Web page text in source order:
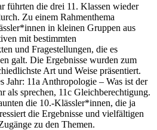
führten die drei 11. Klassen wieder
Zu einem Rahmenthema
in kleinen Gruppen aus
mit bestimmten
und Fragestellungen, die es
galt. Die Ergebnisse wurden zum
Art und Weise präsentiert.
Jahr: 11a Anthropologie – Was ist der
als sprechen, 11c Gleichberechtigung.
die 10.-Klässler*innen, die ja
die Ergebnisse und vielfältigen
zu den Themen.